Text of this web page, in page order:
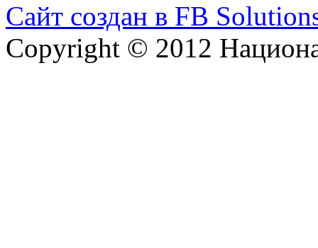
Сайт создан в FB
Copyright © 2012